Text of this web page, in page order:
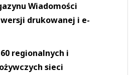
Wiadomości
drukowanej i e-
regionalnych i
sieci